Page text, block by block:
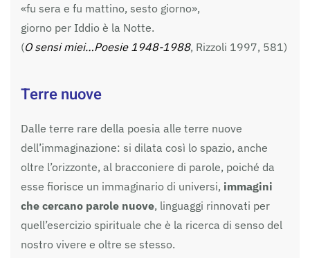
«fu sera e fu mattino, sesto giorno»,
giorno per Iddio è la Notte.
(O sensi miei…Poesie 1948-1988, Rizzoli 1997, 581)
Terre nuove
Dalle terre rare della poesia alle terre nuove
dell’immaginazione: si dilata così lo spazio, anche
oltre l’orizzonte, al bracconiere di parole, poiché da
esse fiorisce un immaginario di universi, immagini
che cercano parole nuove, linguaggi rinnovati per
quell’esercizio spirituale che è la ricerca di senso del
nostro vivere e oltre se stesso.